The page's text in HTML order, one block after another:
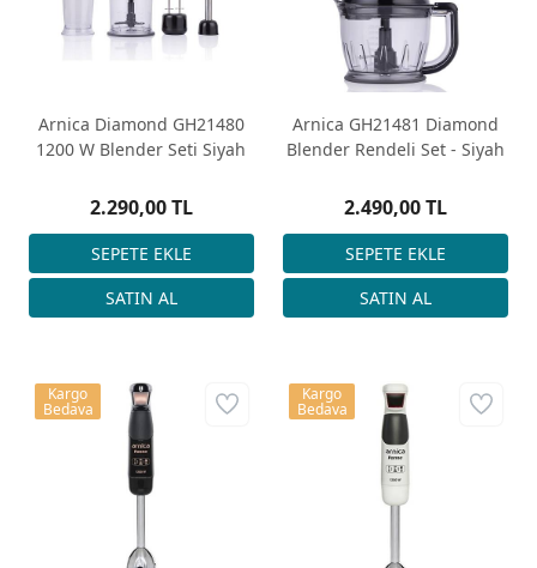
Arnica Diamond GH21480
1200 W Blender Seti Siyah
2.290,00 TL
Arnica GH21481 Diamond
Blender Rendeli Set - Siyah
2.490,00 TL
Kargo
Bedava
Kargo
Bedava